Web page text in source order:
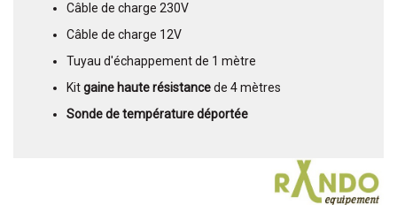
Câble de charge 230V
Câble de charge 12V
Tuyau d'échappement de 1 mètre
Kitgaine haute résistancede 4 mètres
Sonde de température déportée